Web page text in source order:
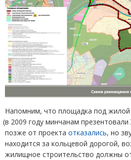
Напомним, что площадка под жилой
(в 2009 году минчанам
позже от проекта отказались, но
находится за кольцевой дорогой,
жилищное строительство должны